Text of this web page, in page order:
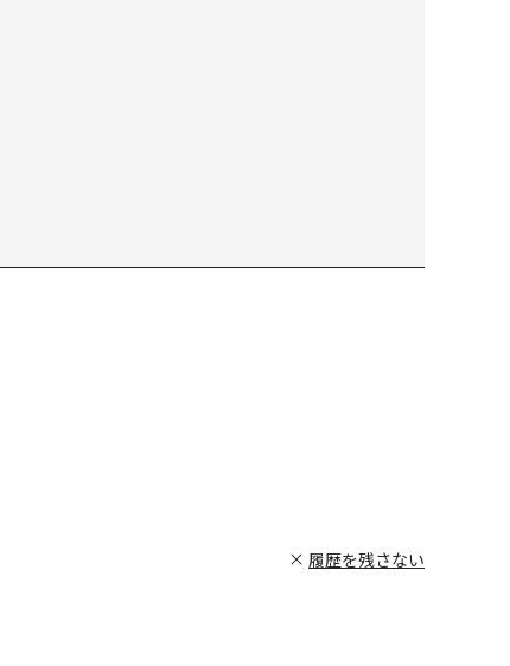
履歴を残さない